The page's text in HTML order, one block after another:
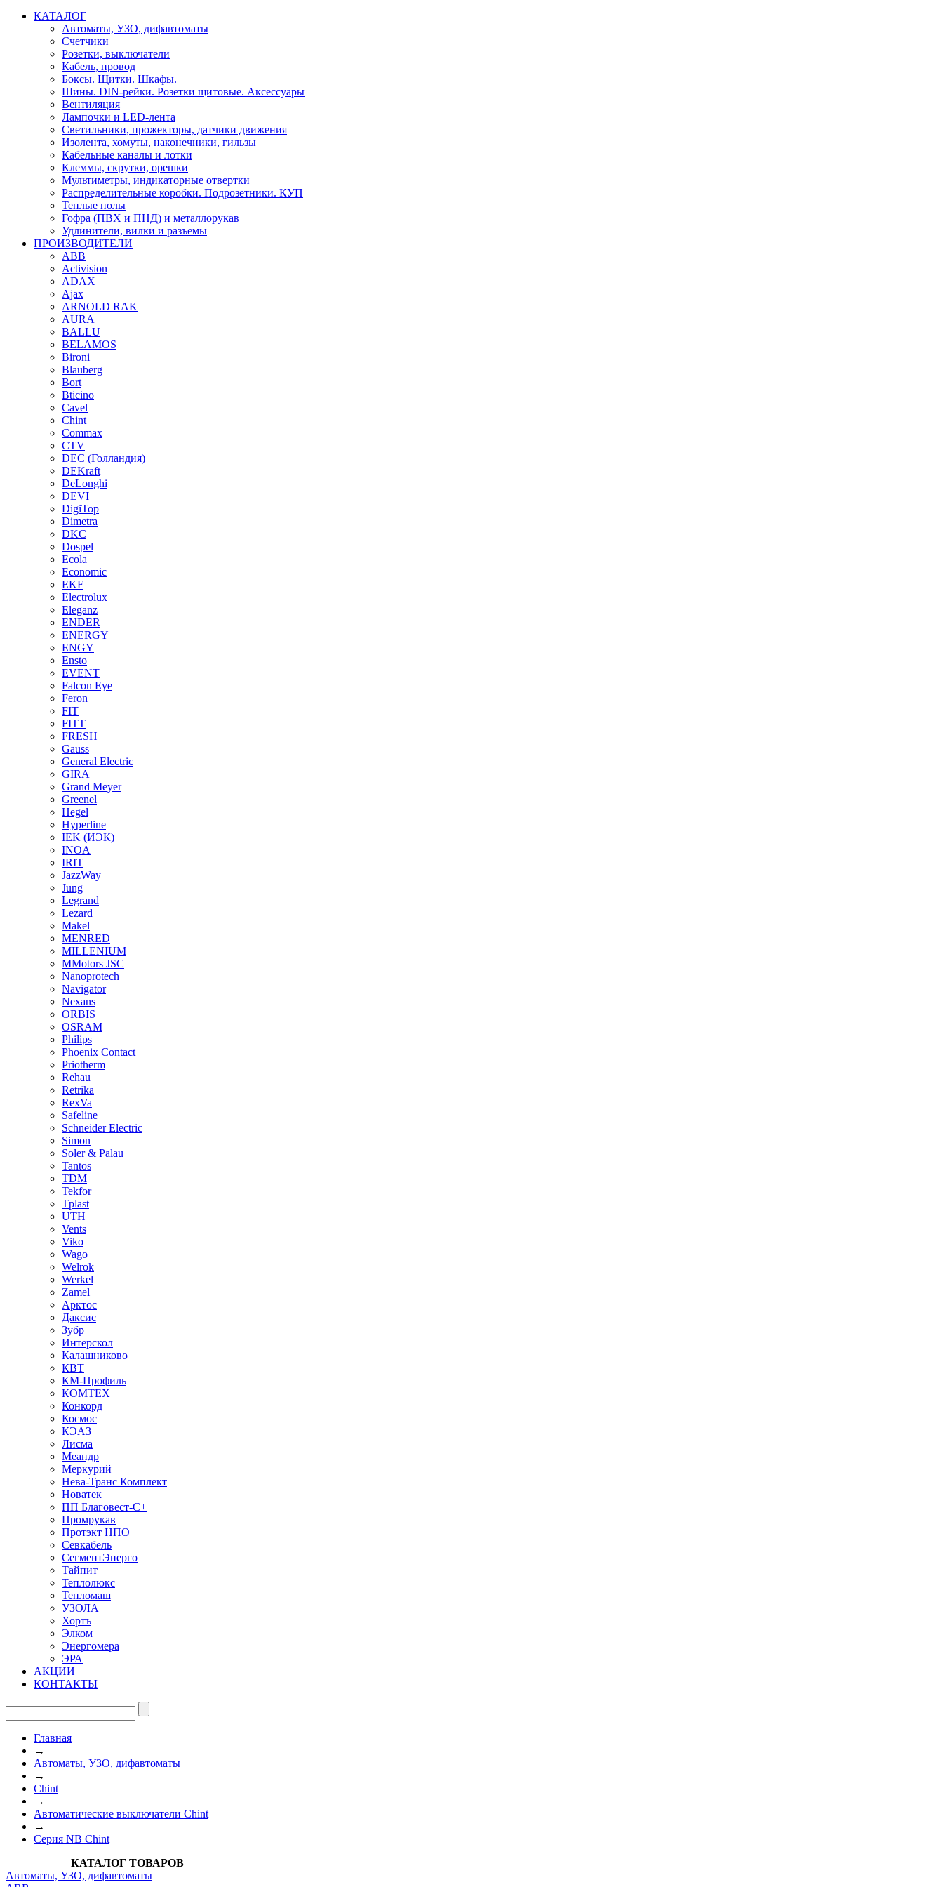
КАТАЛОГ
Автоматы, УЗО, дифавтоматы
Счетчики
Розетки, выключатели
Кабель, провод
Боксы. Щитки. Шкафы.
Шины. DIN-рейки. Розетки щитовые. Аксессуары
Вентиляция
Лампочки и LED-лента
Светильники, прожекторы, датчики движения
Изолента, хомуты, наконечники, гильзы
Кабельные каналы и лотки
Клеммы, скрутки, орешки
Мультиметры, индикаторные отвертки
Распределительные коробки. Подрозетники. КУП
Теплые полы
Гофра (ПВХ и ПНД) и металлорукав
Удлинители, вилки и разъемы
ПРОИЗВОДИТЕЛИ
ABB
Activision
ADAX
Ajax
ARNOLD RAK
AURA
BALLU
BELAMOS
Bironi
Blauberg
Bort
Bticino
Cavel
Chint
Commax
CTV
DEC (Голландия)
DEKraft
DeLonghi
DEVI
DigiTop
Dimetra
DKC
Dospel
Ecola
Economic
EKF
Electrolux
Eleganz
ENDER
ENERGY
ENGY
Ensto
EVENT
Falcon Eye
Feron
FIT
FITT
FRESH
Gauss
General Electric
GIRA
Grand Meyer
Greenel
Hegel
Hyperline
IEK (ИЭК)
INOA
IRIT
JazzWay
Jung
Legrand
Lezard
Makel
MENRED
MILLENIUM
MMotors JSC
Nanoprotech
Navigator
Nexans
ORBIS
OSRAM
Philips
Phoenix Contact
Priotherm
Rehau
Retrika
RexVa
Safeline
Schneider Electric
Simon
Soler & Palau
Tantos
TDM
Tekfor
Tplast
UTH
Vents
Viko
Wago
Welrok
Werkel
Zamel
Арктос
Даксис
Зубр
Интерскол
Калашниково
КВТ
КМ-Профиль
КОМТЕХ
Конкорд
Космос
КЭАЗ
Лисма
Меандр
Меркурий
Нева-Транс Комплект
Новатек
ПП Благовест-С+
Промрукав
Протэкт НПО
Севкабель
СегментЭнерго
Тайпит
Теплолюкс
Тепломаш
УЗОЛА
Хортъ
Элком
Энергомера
ЭРА
АКЦИИ
КОНТАКТЫ
Главная
→
Автоматы, УЗО, дифавтоматы
→
Chint
→
Автоматические выключатели Chint
→
Серия NB Chint
КАТАЛОГ ТОВАРОВ
Автоматы, УЗО, дифавтоматы